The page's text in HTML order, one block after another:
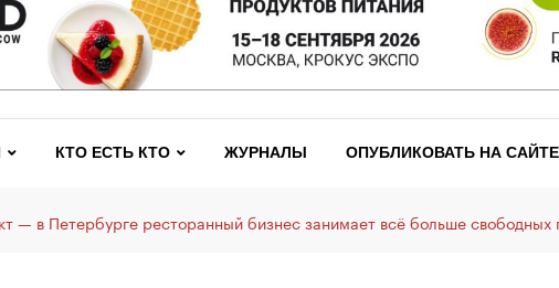
КТО ЕСТЬ КТО ЖУРНАЛЫ ОПУБЛИКОВАТЬ НА САЙТЕ
— в Петербурге ресторанный бизнес занимает всё больше